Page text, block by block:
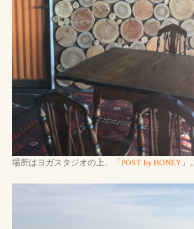
場所はヨガスタジオの上、「POST by HONEY」。